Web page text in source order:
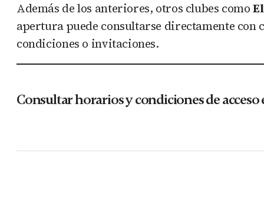
Además de los anteriores, otros clubes como
apertura puede consultarse directamente con
condiciones o invitaciones.
Consultar horarios y condiciones de